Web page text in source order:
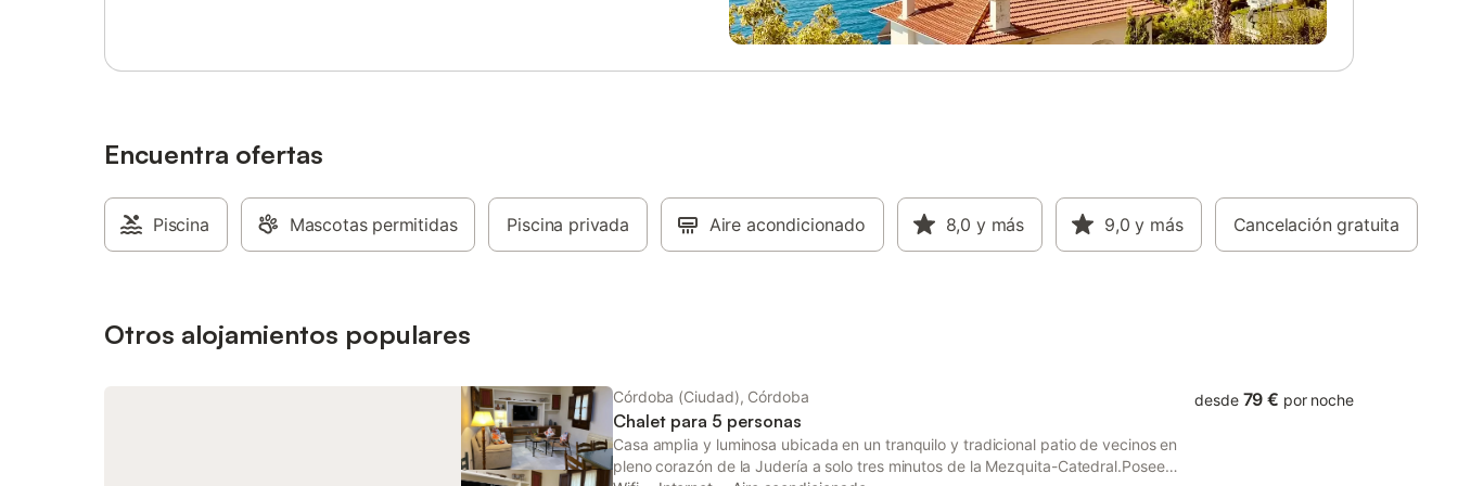
las edades. Interior y distribución El
estancia cómoda y relajante. Planta baja:
La cocina completamente equipada
incluye una cocina de gas de 4 fuegos,
Una lavadora se encuentra en un cua
cocina bien equipada es ideal para
preparar comidas familiares y reuniones
sociales. Dormitorios y Baños : - 1
dormitorio con cama doble - 2 dormitorios
numerosas atracciones, incluida la famosa
Mezquita-Catedral, que atrae a visitantes
de todo el mundo. No te pierdas el
suite, armarios empotrados y vistas al
jardín. - Segundo dormitorio: cama de 150
cm, baño en suite, ambiente cálido y
acogedor. - Tercer dormitorio: dos camas
y utensilios necesarios, y da acceso a una
práctica zona de lavandería. La propiedad
incluye también aparcamiento privado
Encuentra ofertas
Piscina Mascotas permitidas Piscina privada Aire acondicionado 8,0 y más 9,0 y más Cancelación gratuita
Otros alojamientos populares
Córdoba (Ciudad), Córdoba
Chalet para 5 personas
Casa amplia y luminosa ubicada en un tranquilo y tradicional patio de vecinos en
pleno corazón de la Judería a solo tres minutos de la Mezquita-Catedral.Posee
desde 79 € por noche